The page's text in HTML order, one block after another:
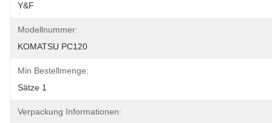
Y&F
Modellnummer:
KOMATSU PC120
Min Bestellmenge:
Sätze 1
Verpackung Informationen: